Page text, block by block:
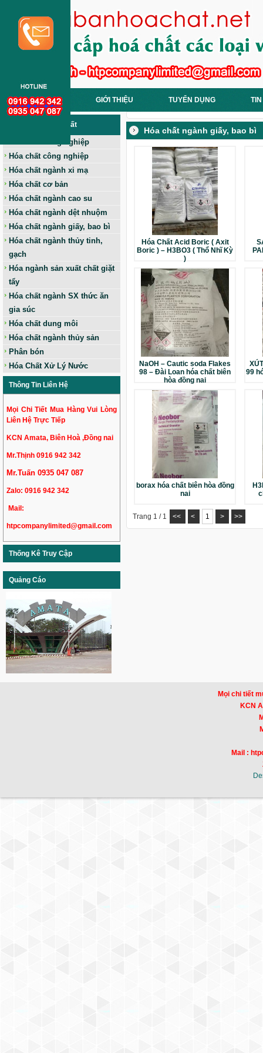
TRANG CHỦ GIỚI THIỆU TUYỂN DỤNG
Các Loại Hoá Chất
Hóa chất nông nghiệp
Hóa chất công nghiệp
Hóa chất ngành xi mạ
Hóa chất cơ bản
Hóa chất ngành cao su
Hóa chất ngành dệt nhuộm
Hóa chất ngành giấy, bao bì
Hóa chất ngành thủy tinh,
gạch
Hóa ngành sản xuất chất giặt
tẩy
Hóa chất ngành SX thức ăn
gia súc
Hóa chất dung môi
Hóa chất ngành thủy sản
Phân bón
Hóa Chất Xử Lý Nước
Thông Tin Liên Hệ
Mọi Chi Tiết Mua Hàng Vui Lòng
Liên Hệ Trực Tiếp
KCN Amata, Biên Hoà ,Đồng nai
Mr.Thịnh 0916 942 342
Mr.Tuấn 0935 047 087
Zalo: 0916 942 342
Mail:
htpcompanylimited@gmail.com
Thống Kê Truy Cập
Quảng Cáo
Hóa chất ngành giấy, bao bì
Hóa Chất Acid Boric ( Axit
Boric ) – H3BO3 ( Thổ Nhĩ Kỳ
)
NaOH – Cautic soda Flakes
98 – Đài Loan hóa chất biên
hòa đồng nai
99
borax hóa chất biên hòa đồng
nai
Trang 1 / 1 << < 1 > >>
Mọi chi tiết
KCN
Mail :